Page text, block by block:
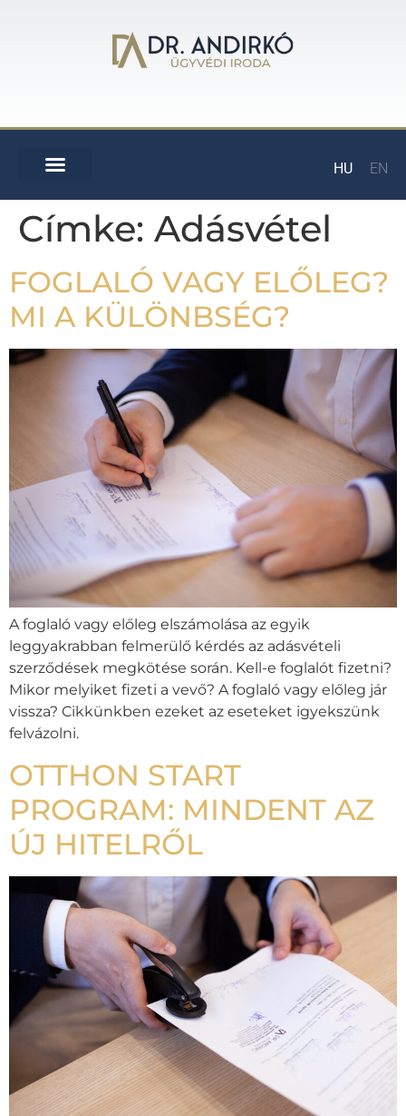
HU EN
Címke: Adásvétel
FOGLALÓ VAGY ELŐLEG?
MI A KÜLÖNBSÉG?
A foglaló vagy előleg elszámolása az egyik
leggyakrabban felmerülő kérdés az adásvételi
szerződések megkötése során. Kell-e foglalót fizetni?
Mikor melyiket fizeti a vevő? A foglaló vagy előleg jár
vissza? Cikkünkben ezeket az eseteket igyekszünk
felvázolni.
OTTHON START
PROGRAM: MINDENT AZ
ÚJ HITELRŐL